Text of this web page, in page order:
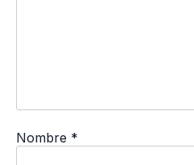
Nombre *